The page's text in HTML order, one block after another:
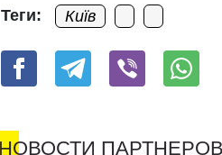
Теги:
Київ